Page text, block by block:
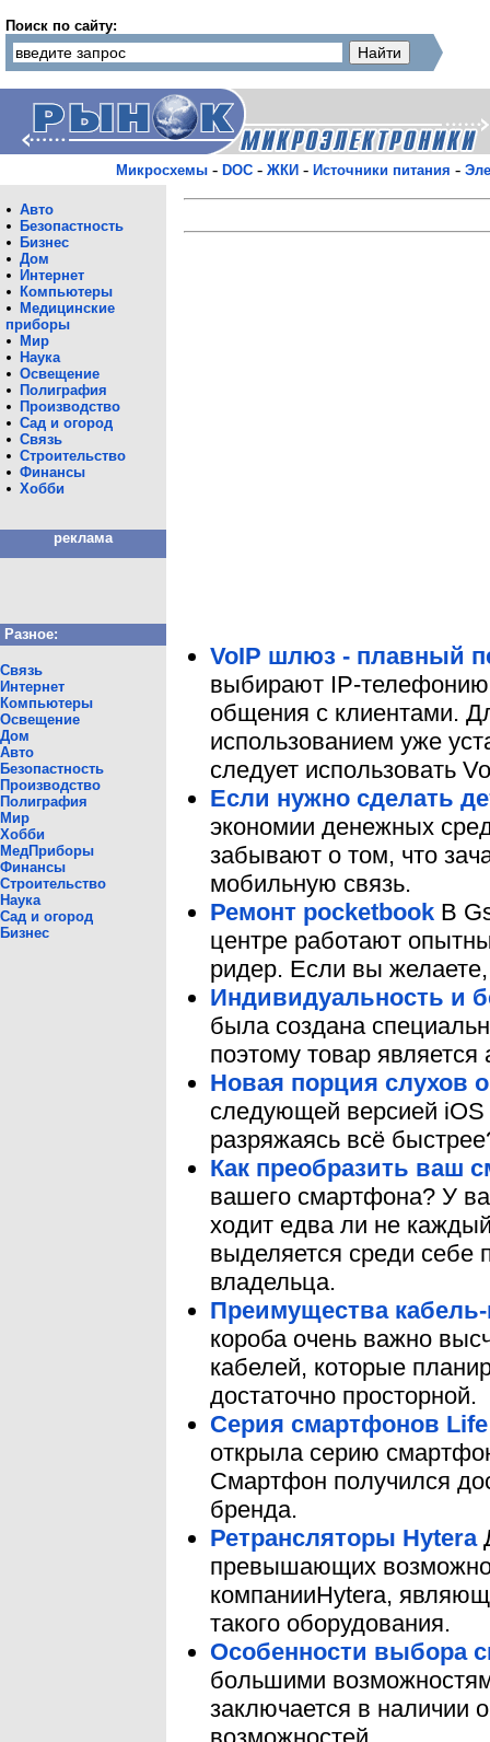
Поиск по сайту:
Микросхемы - DOC - ЖКИ - Источники питания -
Авто
Безопастность
Бизнес
Дом
Интернет
Компьютеры
Медицинские
приборы
Мир
Наука
Освещение
Полиграфия
Производство
Сад и огород
Связь
Строительство
Финансы
Хобби
реклама
Разное:
Связь
Интернет
Компьютеры
Освещение
Дом
Авто
Безопастность
Производство
Полиграфия
Мир
Хобби
МедПриборы
Финансы
Строительство
Наука
Сад и огород
Бизнес
VoIP шлюз - плавный
выбирают IP-телефонию
общения с клиентами.
использованием уже
следует использовать
Если нужно сделать
экономии денежных
забывают о том, что
мобильную связь.
Ремонт pocketbook В
центре работают
ридер. Если вы желаете,
Индивидуальность и
была создана
поэтому товар
Новая порция слухов
следующей версией iOS
разряжаясь всё
Как преобразить ваш
вашего смартфона? У
ходит едва ли не
выделяется среди себе
владельца.
Преимущества
короба очень важно
кабелей, которые
достаточно просторной.
Cерия смартфонов
открыла серию
Смартфон получился
бренда.
Ретрансляторы Hytera
превышающих
компанииHytera,
такого оборудования.
Особенности выбора
большими
заключается в наличии